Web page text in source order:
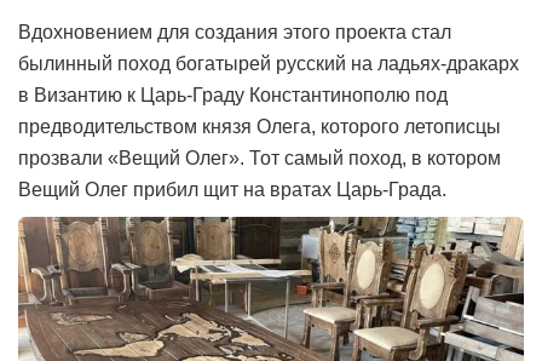
Вдохновением для создания этого проекта стал
былинный поход богатырей русский на ладьях-дракарх
в Византию к Царь-Граду Константинополю под
предводительством князя Олега, которого летописцы
прозвали «Вещий Олег». Тот самый поход, в котором
Вещий Олег прибил щит на вратах Царь-Града.